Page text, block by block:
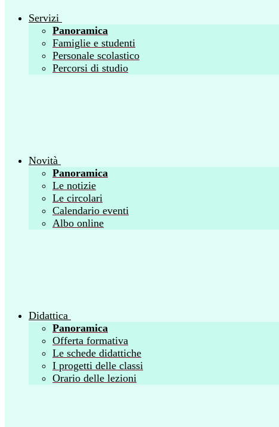
Servizi
Panoramica
Famiglie e studenti
Personale scolastico
Percorsi di studio
Novità
Panoramica
Le notizie
Le circolari
Calendario eventi
Albo online
Didattica
Panoramica
Offerta formativa
Le schede didattiche
I progetti delle classi
Orario delle lezioni